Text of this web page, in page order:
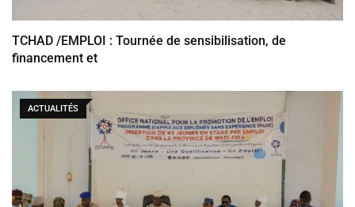
TCHAD /EMPLOI : Tournée de sensibilisation, de
financement et
ACTUALITÉS